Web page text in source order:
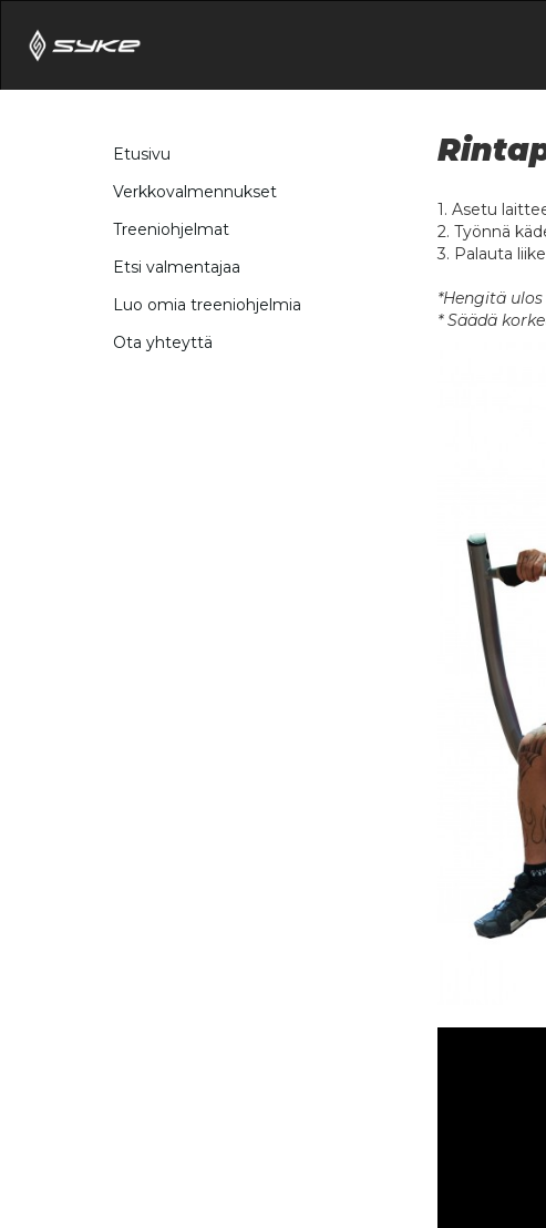
Etusivu
Verkkovalmennukset
Treeniohjelmat
Etsi valmentajaa
Luo omia treeniohjelmia
Ota yhteyttä
1. Asetu
2. Työnnä
3. Palauta
*Hengitä
* Säädä